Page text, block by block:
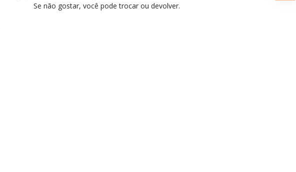
Se não gostar, você pode trocar ou devolver.